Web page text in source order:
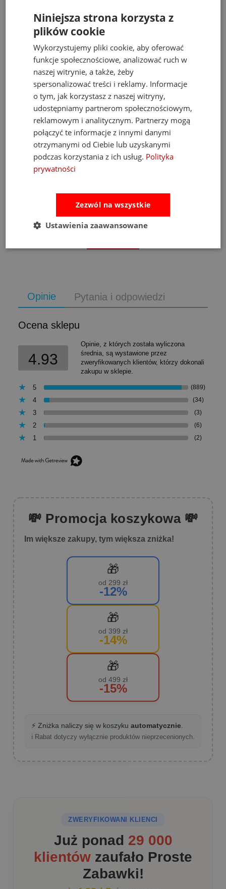
-14%
Fat Brain Toys tablica manipulacyjna PlayTab
138,00 zł
Najniższa cena:
Opinie Pytania i odpowiedzi
Ocena sklepu
4.93
Opinie, z których została wyliczona
średnia, są wystawione przez
zweryfikowanych klientów, którzy dokonali
zakupu w sklepie.
5 (889)
4 (34)
3 (3)
2 (6)
1 (2)
💸 Promocja koszykowa 💸
Im większe zakupy, tym większa zniżka!
🎁
od 299 zł
-12%
🎁
od 399 zł
-14%
🎁
od 499 zł
-15%
⚡ Zniżka naliczy się w koszyku automatycznie
ℹ️ Rabat dotyczy wyłącznie produktów nieprzecenionych.
ZWERYFIKOWANI KLIENCI
Już ponad 29 000
klientów zaufało Proste
Zabawki!
Niniejsza strona korzysta z
plików cookie
Wykorzystujemy pliki cookie, aby oferować
funkcje społecznościowe, analizować ruch w
naszej witrynie, a także, żeby
spersonalizować treści i reklamy. Informacje
o tym, jak korzystasz z naszej witryny,
udostępniamy partnerom społecznościowym,
reklamowym i analitycznym. Partnerzy mogą
połączyć te informacje z innymi danymi
otrzymanymi od Ciebie lub uzyskanymi
podczas korzystania z ich usług. Polityka
prywatności
Zezwól na wszystkie
Ustawienia zaawansowane